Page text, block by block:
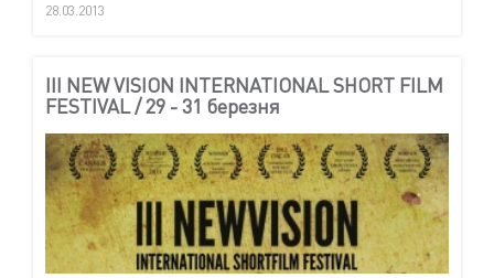
28.03.2013
III NEW VISION INTERNATIONAL SHORT FILM
FESTIVAL / 29 - 31 березня